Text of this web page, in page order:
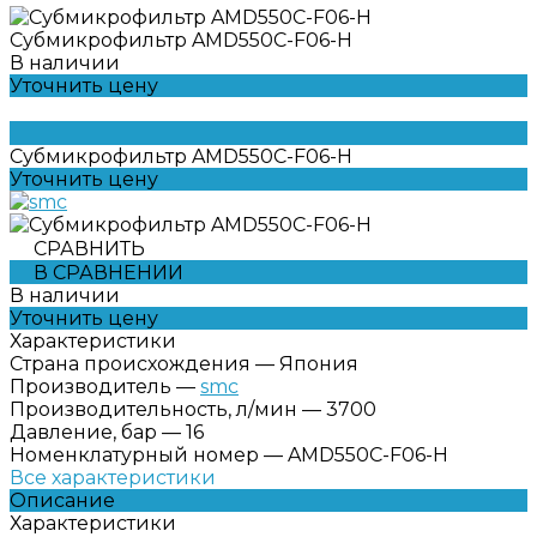
Субмикрофильтр AMD550C-F06-H
В наличии
Уточнить цену
Субмикрофильтр AMD550C-F06-H
Уточнить цену
СРАВНИТЬ
В СРАВНЕНИИ
В наличии
Уточнить цену
Характеристики
Страна происхождения — Япония
Производитель — smc
Производительность, л/мин — 3700
Давление, бар — 16
Номенклатурный номер — AMD550C-F06-H
Все характеристики
Описание
Характеристики